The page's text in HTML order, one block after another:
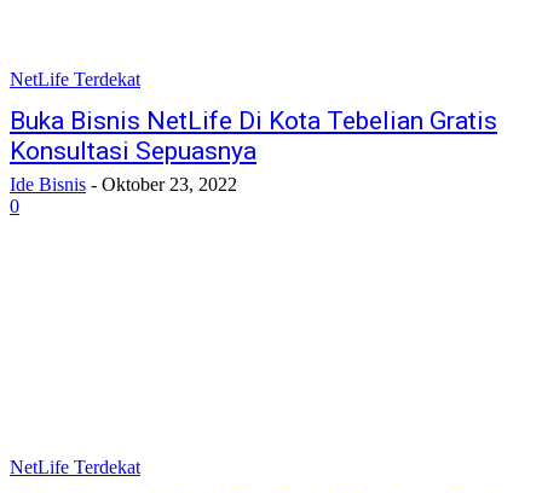
NetLife Terdekat
Buka Bisnis NetLife Di Kota Tebelian Gratis
Konsultasi Sepuasnya
Ide Bisnis - Oktober 23, 2022
0
NetLife Terdekat